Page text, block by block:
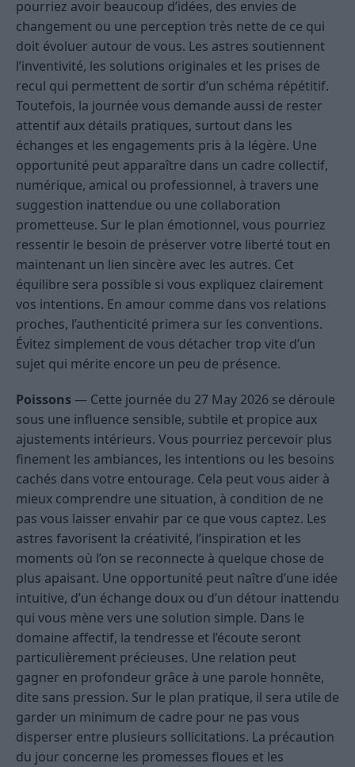
pourriez avoir beaucoup d’idées, des envies de
changement ou une perception très nette de ce qui
doit évoluer autour de vous. Les astres soutiennent
l’inventivité, les solutions originales et les prises de
recul qui permettent de sortir d’un schéma répétitif.
Toutefois, la journée vous demande aussi de rester
attentif aux détails pratiques, surtout dans les
échanges et les engagements pris à la légère. Une
opportunité peut apparaître dans un cadre collectif,
numérique, amical ou professionnel, à travers une
suggestion inattendue ou une collaboration
prometteuse. Sur le plan émotionnel, vous pourriez
ressentir le besoin de préserver votre liberté tout en
maintenant un lien sincère avec les autres. Cet
équilibre sera possible si vous expliquez clairement
vos intentions. En amour comme dans vos relations
proches, l’authenticité primera sur les conventions.
Évitez simplement de vous détacher trop vite d’un
sujet qui mérite encore un peu de présence.
Poissons — Cette journée du 27 May 2026 se déroule
sous une influence sensible, subtile et propice aux
ajustements intérieurs. Vous pourriez percevoir plus
finement les ambiances, les intentions ou les besoins
cachés dans votre entourage. Cela peut vous aider à
mieux comprendre une situation, à condition de ne
pas vous laisser envahir par ce que vous captez. Les
astres favorisent la créativité, l’inspiration et les
moments où l’on se reconnecte à quelque chose de
plus apaisant. Une opportunité peut naître d’une idée
intuitive, d’un échange doux ou d’un détour inattendu
qui vous mène vers une solution simple. Dans le
domaine affectif, la tendresse et l’écoute seront
particulièrement précieuses. Une relation peut
gagner en profondeur grâce à une parole honnête,
dite sans pression. Sur le plan pratique, il sera utile de
garder un minimum de cadre pour ne pas vous
disperser entre plusieurs sollicitations. La précaution
du jour concerne les promesses floues et les